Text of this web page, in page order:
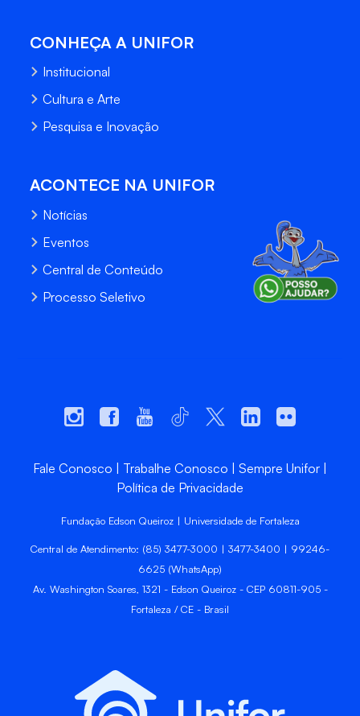
CONHEÇA A UNIFOR
Institucional
Cultura e Arte
Pesquisa e Inovação
ACONTECE NA UNIFOR
Notícias
Eventos
Central de Conteúdo
Processo Seletivo
Fale Conosco Trabalhe Conosco
Sempre Unifor
Política de Privacidade
Fundação Edson Queiroz | Universidade de Fortaleza
Central de Atendimento: (85) 3477-3000 | 3477-3400 | 99246-
6625 (WhatsApp)
Av. Washington Soares, 1321 - Edson Queiroz - CEP 60811-905 -
Fortaleza / CE - Brasil